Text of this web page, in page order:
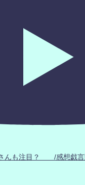
んも注目？ /感想戯言